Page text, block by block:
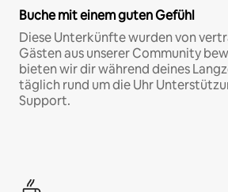
Buche mit einem guten Gefühl
Diese Unterkünfte wurden von
Gästen aus unserer Community
bieten wir dir während deines
täglich rund um die Uhr
Support.